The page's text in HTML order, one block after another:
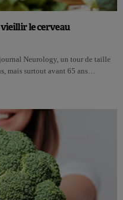
vieillir le cerveau
Neurology, un tour de taille
mais surtout avant 65 ans…